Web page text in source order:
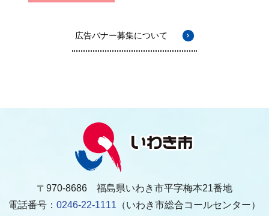
広告バナー募集について
〒970-8686 福島県いわき市平字梅本21番地
電話番号： 0246-22-1111 （いわき市総合コールセンター）